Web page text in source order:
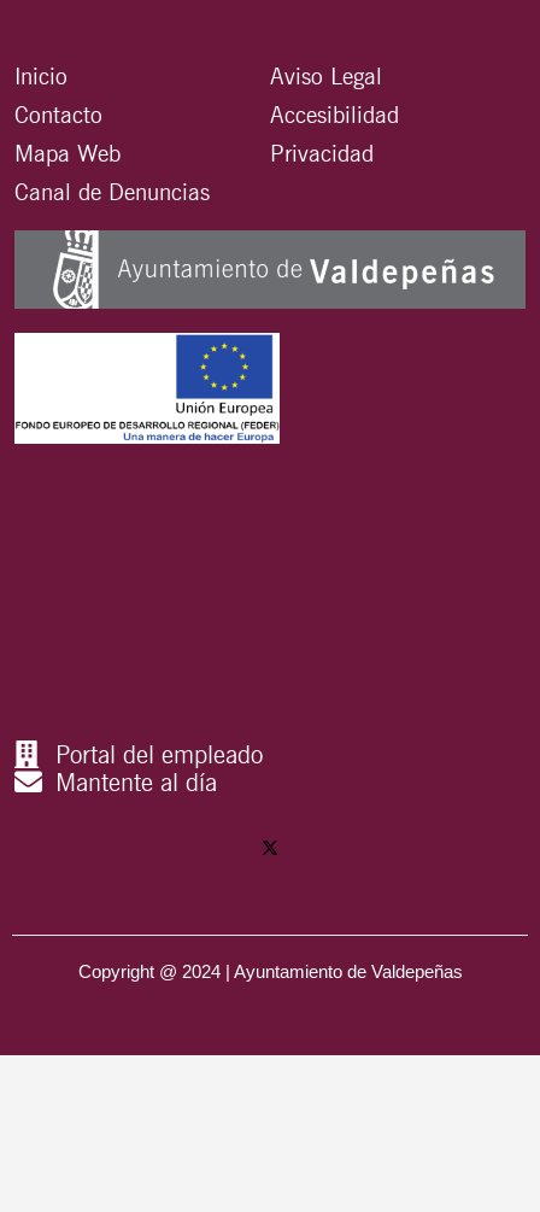
Inicio
Contacto
Mapa Web
Canal de Denuncias
Aviso Legal
Accesibilidad
Privacidad
Portal del empleado
Mantente al día
Copyright @ 2024 | Ayuntamiento de Valdepeñas